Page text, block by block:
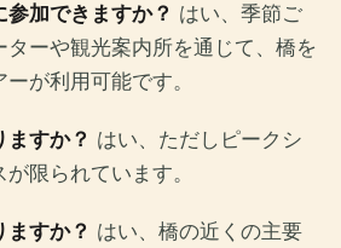
加できますか？ はい、季節ご
ターや観光案内所を通じて、橋を
が利用可能です。
すか？ はい、ただしピークシ
限られています。
すか？ はい、橋の近くの主要